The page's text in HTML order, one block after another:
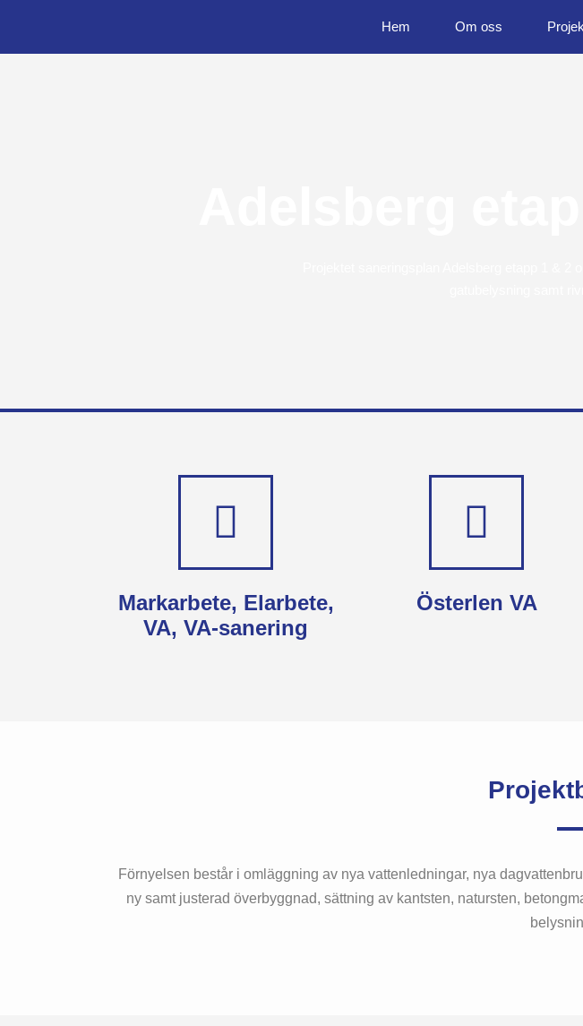
Hem Om oss
Markarbete, Elarbete,
VA, VA-sanering
Österlen VA
Förnyelsen består i omläggning av nya vattenledningar, nya
ny samt justerad överbyggnad, sättning av kantsten, natursten,